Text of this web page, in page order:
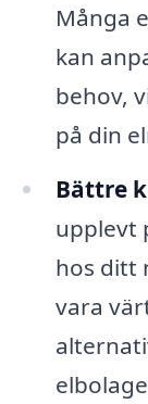
Många
kan
behov,
på din
Bättre
upplevt
hos ditt
vara